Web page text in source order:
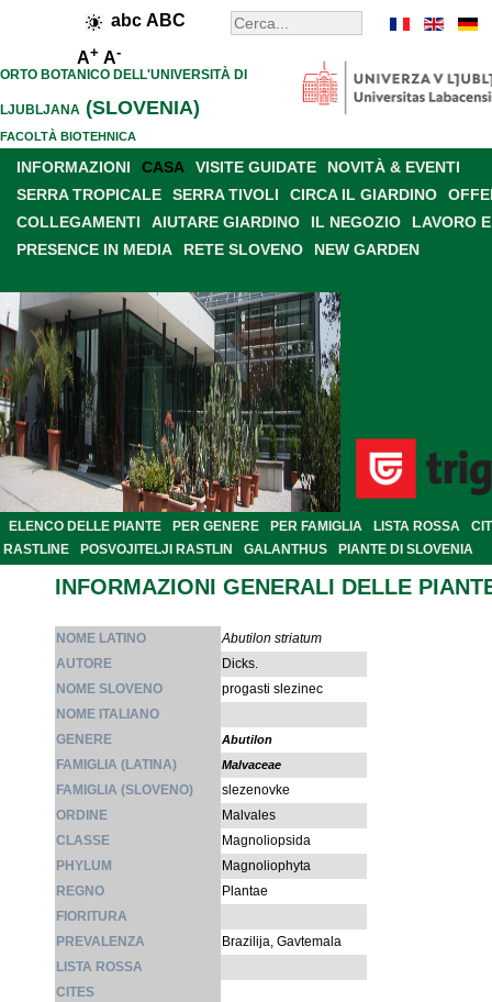
abc ABC
A+ A-
ORTO BOTANICO DELL'UNIVERSITÀ DI
LJUBLJANA (SLOVENIA)
FACOLTÀ BIOTEHNICA
INFORMAZIONI CASA VISITE GUIDATE
NOVITÀ & EVENTI
SERRA TROPICALE
SERRA TIVOLI CIRCA IL GIARDINO
COLLEGAMENTI
AIUTARE GIARDINO IL NEGOZIO
LAVORO
PRESENCE IN MEDIA
RETE SLOVENO NEW GARDEN
ELENCO DELLE PIANTE PER GENERE PER FAMIGLIA LISTA ROSSA
RASTLINE
POSVOJITELJI RASTLIN GALANTHUS PIANTE DI SLOVENIA
INFORMAZIONI GENERALI DELLE
NOME LATINO
Abutilon striatum
AUTORE
Dicks.
NOME SLOVENO
progasti slezinec
NOME ITALIANO
GENERE
Abutilon
FAMIGLIA (LATINA) Malvaceae
FAMIGLIA (SLOVENO)
slezenovke
ORDINE
Malvales
CLASSE
Magnoliopsida
PHYLUM
Magnoliophyta
REGNO
Plantae
FIORITURA
PREVALENZA
Brazilija, Gavtemala
LISTA ROSSA
CITES